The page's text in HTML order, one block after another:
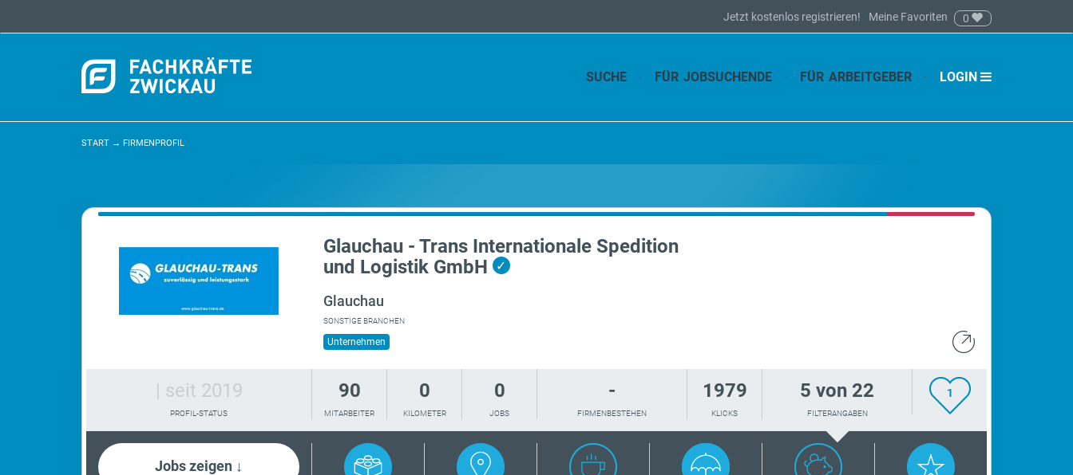
Jetzt kostenlos registrieren! · Meine Favoriten 0
SUCHE FÜR JOBSUCHENDE FÜR ARBEITGEBER LOGIN
START → FIRMENPROFIL
Glauchau - Trans Internationale Spedition
und Logistik GmbH
✓
Glauchau
SONSTIGE BRANCHEN
Unternehmen
| seit 2019
PROFIL-STATUS
90
MITARBEITER
0
KILOMETER
0
JOBS
-
FIRMENBESTEHEN
1979
KLICKS
5 von 22
FILTERANGABEN
1
Jobs zeigen ↓